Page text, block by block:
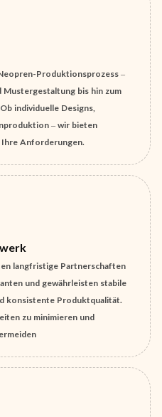
Produktionsprozess –
bis hin zum
individuelle Designs,
– wir bieten
Anforderungen.
langfristige Partnerschaften
und gewährleisten stabile
konsistente Produktqualität.
zu minimieren und